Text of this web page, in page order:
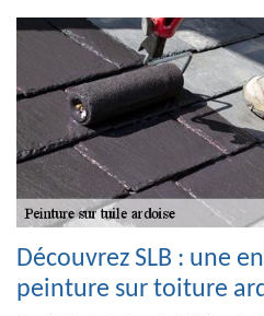
Découvrez SLB : une
peinture sur toiture